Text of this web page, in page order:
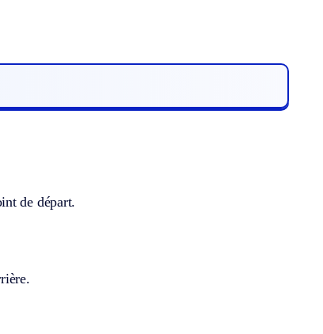
de départ.